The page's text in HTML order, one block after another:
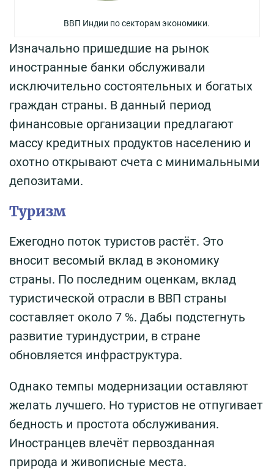
ВВП Индии по секторам экономики.
Изначально пришедшие на рынок
иностранные банки обслуживали
исключительно состоятельных и богатых
граждан страны. В данный период
финансовые организации предлагают
массу кредитных продуктов населению и
охотно открывают счета с минимальными
депозитами.
Туризм
Ежегодно поток туристов растёт. Это
вносит весомый вклад в экономику
страны. По последним оценкам, вклад
туристической отрасли в ВВП страны
составляет около 7 %. Дабы подстегнуть
развитие туриндустрии, в стране
обновляется инфраструктура.
Однако темпы модернизации оставляют
желать лучшего. Но туристов не отпугивает
бедность и простота обслуживания.
Иностранцев влечёт первозданная
природа и живописные места.